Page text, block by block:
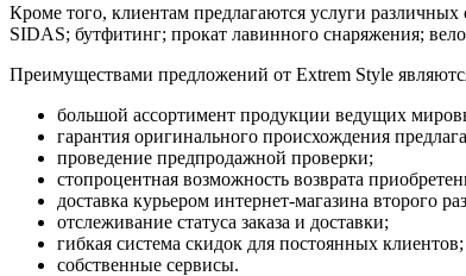
Кроме того, клиентам предлагаются услуги
SIDAS; бутфитинг; прокат лавинного снаряжения;
Преимуществами предложений от Extrem Style
большой ассортимент продукции ведущих
гарантия оригинального происхождения
проведение предпродажной проверки;
стопроцентная возможность возврата
доставка курьером интернет-магазина второго
отслеживание статуса заказа и доставки;
гибкая система скидок для постоянных клиентов;
собственные сервисы.